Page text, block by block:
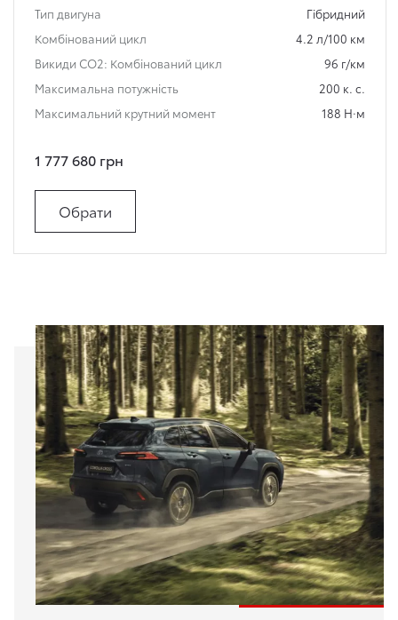
Тип двигуна
Гібридний
Комбінований цикл
4.2 л/100 км
Викиди СО2: Комбінований цикл
96 г/км
Максимальна потужність
200 к. с.
Максимальний крутний момент
188 Н·м
1 777 680 грн
Обрати